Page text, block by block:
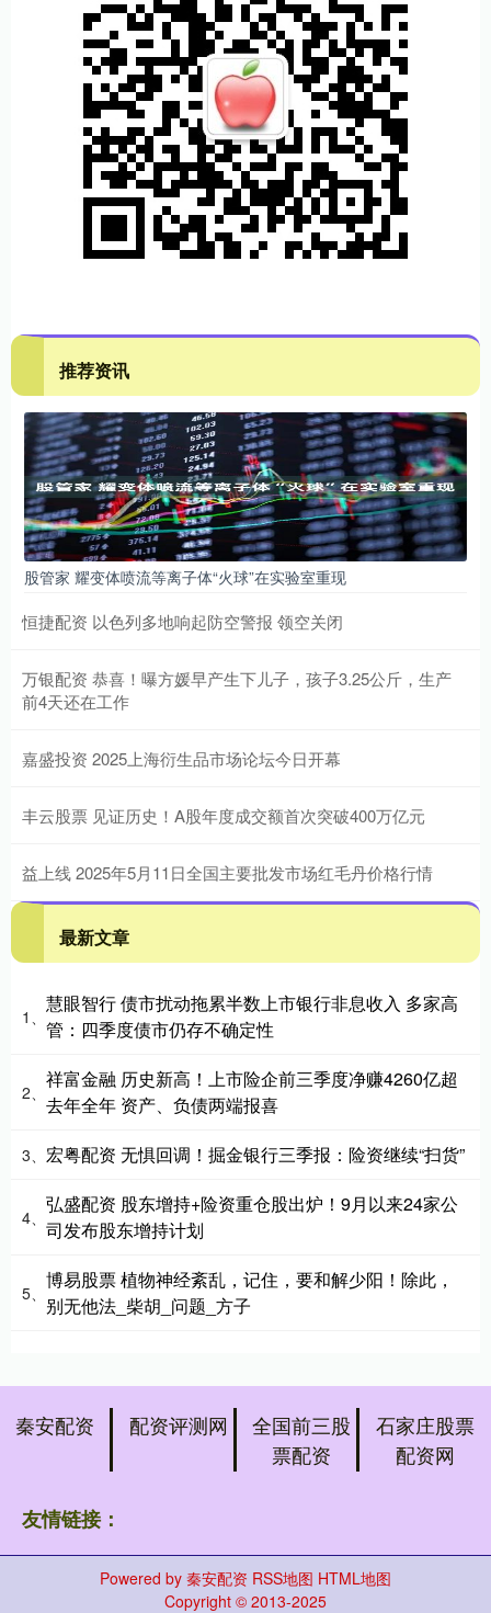
推荐资讯
股管家 耀变体喷流等离子体“火球”在实验室重现
恒捷配资 以色列多地响起防空警报 领空关闭
万银配资 恭喜！曝方媛早产生下儿子，孩子3.25公斤，生产
前4天还在工作
嘉盛投资 2025上海衍生品市场论坛今日开幕
丰云股票 见证历史！A股年度成交额首次突破400万亿元
益上线 2025年5月11日全国主要批发市场红毛丹价格行情
最新文章
1、
慧眼智行 债市扰动拖累半数上市银行非息收入 多家高
管：四季度债市仍存不确定性
2、
祥富金融 历史新高！上市险企前三季度净赚4260亿超
去年全年 资产、负债两端报喜
3、 宏粤配资 无惧回调！掘金银行三季报：险资继续“扫货”
4、
弘盛配资 股东增持+险资重仓股出炉！9月以来24家公
司发布股东增持计划
5、
博易股票 植物神经紊乱，记住，要和解少阳！除此，
别无他法_柴胡_问题_方子
秦安配资 配资评测网
全国前三股
票配资
石家庄股票
配资网
友情链接：
Powered by 秦安配资 RSS地图 HTML地图
Copyright © 2013-2025